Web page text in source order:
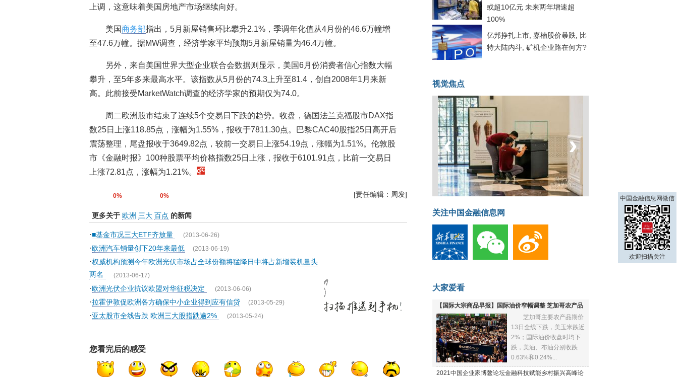
上调，这意味着美国房地产市场继续向好。
美国商务部指出，5月新屋销售环比攀升2.1%，季调年化值从4月份的46.6万幢增
至47.6万幢。据MW调查，经济学家平均预期5月新屋销量为46.4万幢。
另外，来自美国世界大型企业联合会数据则显示，美国6月份消费者信心指数大幅
攀升，至5年多来最高水平。该指数从5月份的74.3上升至81.4，创自2008年1月来新
高。此前接受MarketWatch调查的经济学家的预期仅为74.0。
周二欧洲股市结束了连续5个交易日下跌的趋势。收盘，德国法兰克福股市DAX指
数25日上涨118.85点，涨幅为1.55%，报收于7811.30点。巴黎CAC40股指25日高开后
震荡整理，尾盘报收于3649.82点，较前一交易日上涨54.19点，涨幅为1.51%。伦敦股
市《金融时报》100种股票平均价格指数25日上涨，报收于6101.91点，比前一交易日
上涨72.81点，涨幅为1.21%。
0% 0% [责任编辑：周发]
更多关于 欧洲 三大 百点 的新闻
·■基金市况三大ETF齐放量 (2013-06-26)
·欧洲汽车销量创下20年来最低 (2013-06-19)
·权威机构预测今年欧洲光伏市场占全球份额将猛降日中将占新增装机量头
两名 (2013-06-17)
·欧洲光伏企业抗议欧盟对华征税决定 (2013-06-06)
·拉霍伊敦促欧洲各方确保中小企业得到应有信贷 (2013-05-29)
·亚太股市全线告跌 欧洲三大股指跌逾2% (2013-05-24)
您看完后的感受
或超10亿元 未来两年增速超
100%
亿邦挣扎上市, 嘉楠股价暴跌, 比
特大陆内斗, 矿机企业路在何方?
视觉焦点
菲律宾：防疫降级
‹ ›
关注中国金融信息网
大家爱看
【国际大宗商品早报】国际油价窄幅调整 芝加哥农产品
全线下跌
芝加哥主要农产品期价
13日全线下跌，美玉米跌近
2%；国际油价收盘时均下
跌，美油、布油分别收跌
0.63%和0.24%...
2021中国企业家博鳌论坛金融科技赋能乡村振兴高峰论
中国金融信息网微信
欢迎扫描关注